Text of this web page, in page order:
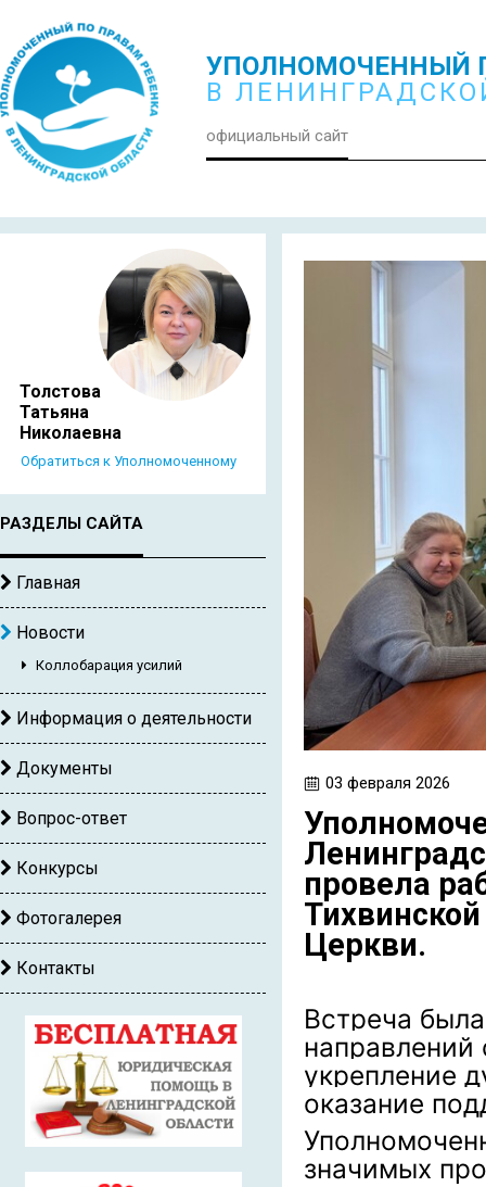
УПОЛНОМОЧЕННЫЙ
В
официальный сайт
Толстова
Татьяна
Николаевна
Обратиться к Уполномоченному
РАЗДЕЛЫ САЙТА
Главная
Новости
Коллобарация усилий
Информация о деятельности
Документы
Вопрос-ответ
Конкурсы
Фотогалерея
Контакты
03 февраля 2026
провела
Церкви.
Встреча
направлений
укрепление
оказание
значимых